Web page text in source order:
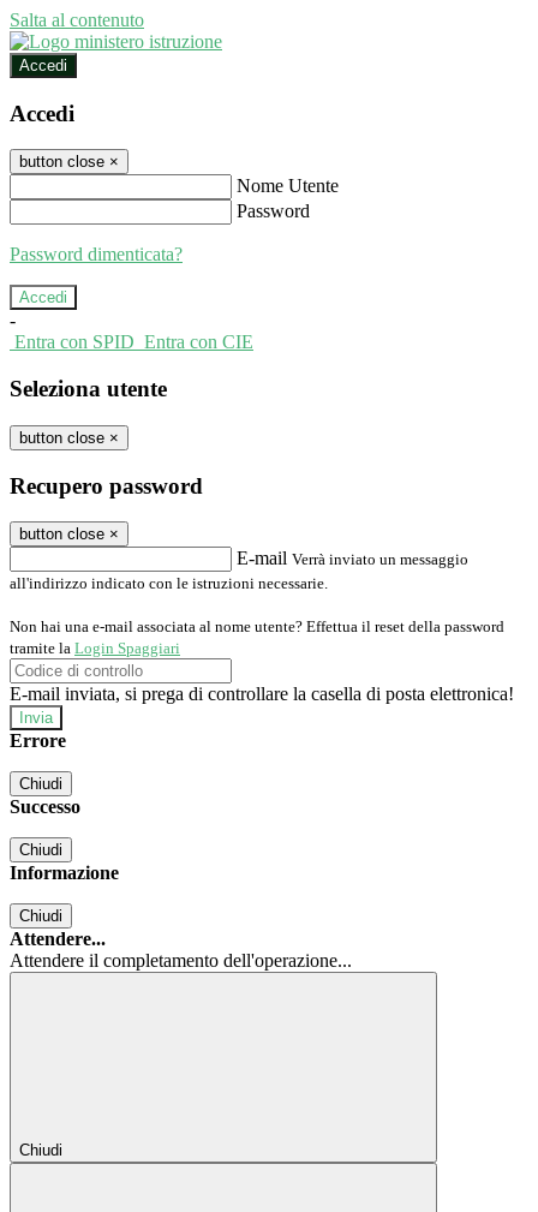
Salta al contenuto
Accedi
Accedi
button close ×
Nome Utente
Password
Password dimenticata?
-
Entra con SPID Entra con CIE
Seleziona utente
button close ×
Recupero password
button close ×
E-mail Verrà inviato un messaggio
all'indirizzo indicato con le istruzioni necessarie.
Non hai una e-mail associata al nome utente? Effettua il reset della password
tramite la Login Spaggiari
E-mail inviata, si prega di controllare la casella di posta elettronica!
Errore
Chiudi
Successo
Chiudi
Informazione
Chiudi
Attendere...
Attendere il completamento dell'operazione...
Chiudi